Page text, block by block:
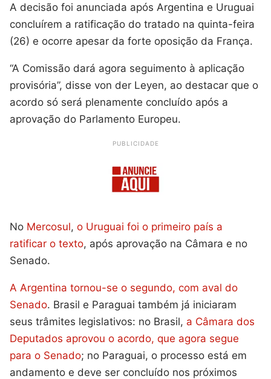
A decisão foi anunciada após Argentina e Uruguai
concluírem a ratificação do tratado na quinta-feira
(26) e ocorre apesar da forte oposição da França.
“A Comissão dará agora seguimento à aplicação
provisória”, disse von der Leyen, ao destacar que o
acordo só será plenamente concluído após a
aprovação do Parlamento Europeu.
PUBLICIDADE
No Mercosul, o Uruguai foi o primeiro país a
ratificar o texto, após aprovação na Câmara e no
Senado.
A Argentina tornou-se o segundo, com aval do
Senado. Brasil e Paraguai também já iniciaram
seus trâmites legislativos: no Brasil, a Câmara dos
Deputados aprovou o acordo, que agora segue
para o Senado; no Paraguai, o processo está em
andamento e deve ser concluído nos próximos